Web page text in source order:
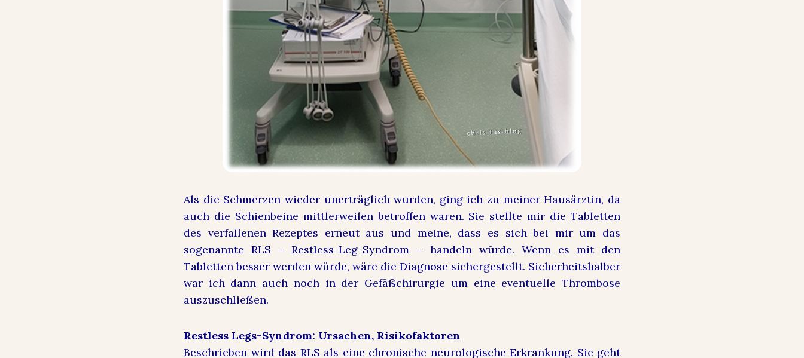
Als die Schmerzen wieder unerträglich wurden, ging ich zu meiner Hausärztin, da
auch die Schienbeine mittlerweilen betroffen waren. Sie stellte mir die Tabletten
des verfallenen Rezeptes erneut aus und meine, dass es sich bei mir um das
sogenannte RLS – Restless-Leg-Syndrom – handeln würde. Wenn es mit den
Tabletten besser werden würde, wäre die Diagnose sichergestellt. Sicherheitshalber
war ich dann auch noch in der Gefäßchirurgie um eine eventuelle Thrombose
auszuschließen.
Restless Legs-Syndrom: Ursachen, Risikofaktoren
Beschrieben wird das RLS als eine chronische neurologische Erkrankung. Sie geht